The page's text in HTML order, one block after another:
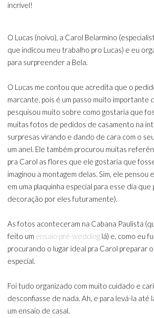
incrível!
O Lucas (noivo), a Carol Belarmino
que indicou meu trabalho pro Lucas) e eu
para surpreender a Bela.
O Lucas me contou que acredita que o
marcante, pois é um passo muito importante
pesquisou muito sobre como gostaria que
muitas fotos de pedidos de casamento na
surpresas virando e dando de cara com o
um anel. Ele também procurou muitas
pra Carol as flores que ele gostaria que
imaginou a montagem delas. Sim, ele
em uma plaquinha especial para esse dia
decoração por eles futuramente).
As fotos aconteceram na Cabana Paulista
feito um ensaio pré-wedding lá) e, como eu
procurando o lugar ideal pra Carol preparar
especial.
Foi tudo organizado com muito cuidado e
desconfiasse de nada. Ah, e para levá-la até
um ensaio de casal.